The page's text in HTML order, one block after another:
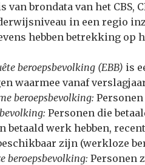
van brondata van het CBS,
in een regio
hebben betrekking op
beroepsbevolking (EBB) is
waarmee vanaf
beroepsbevolking:
Personen die
betaald werk hebben,
zijn (werkloze
beroepsbevolking: Personen